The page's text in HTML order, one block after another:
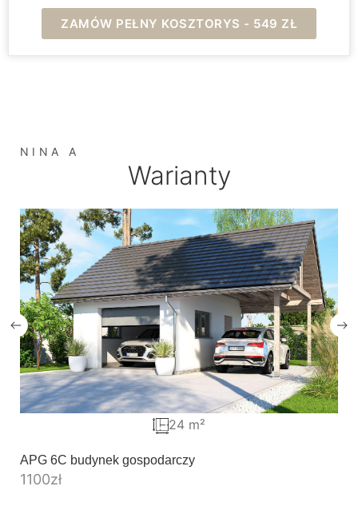
ZAMÓW PEŁNY KOSZTORYS - 549 ZŁ
NINA A
Warianty
APG 6C budynek gospodarczy
1100zł
24 m²